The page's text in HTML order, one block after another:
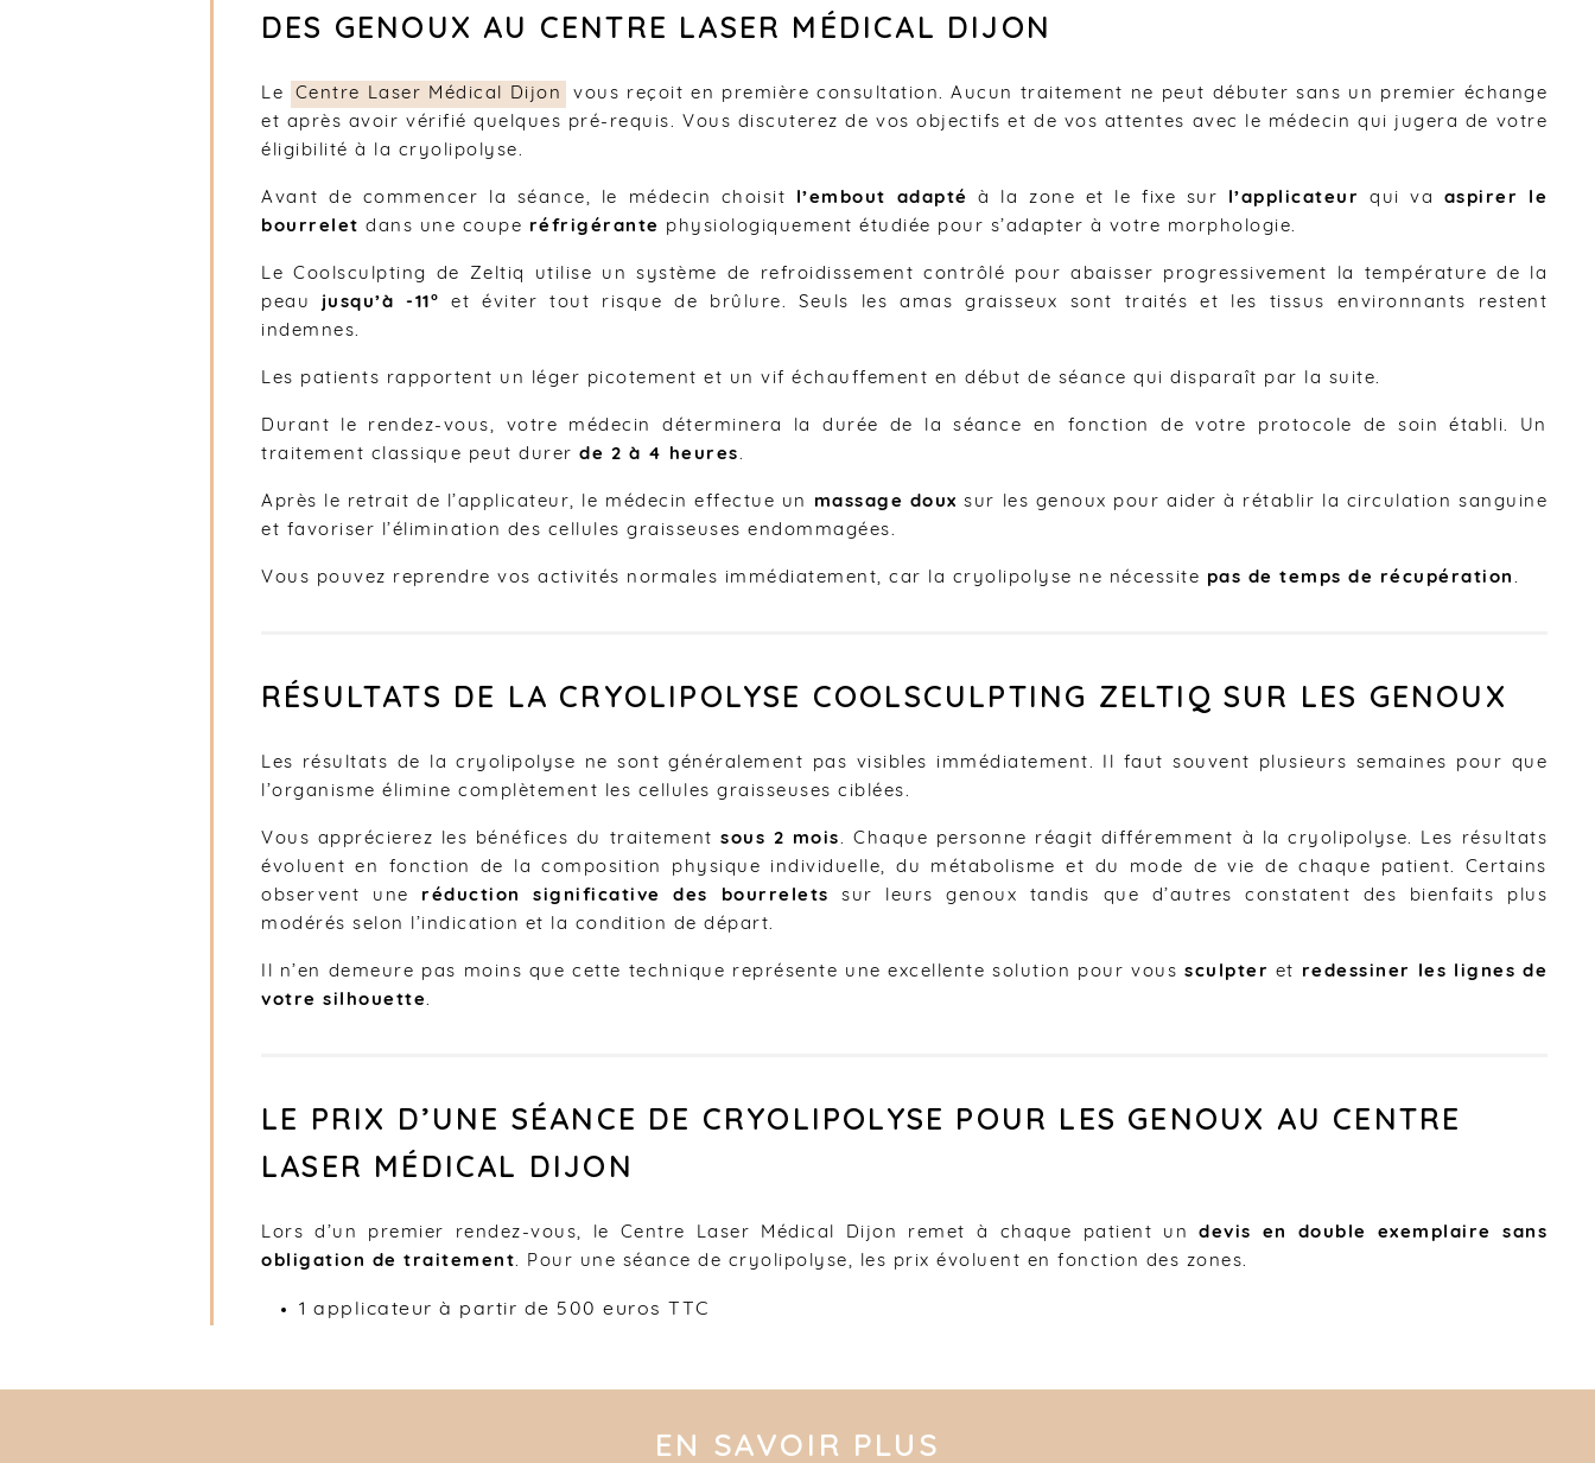
DES GENOUX AU CENTRE LASER MÉDICAL DIJON
Le Centre Laser Médical Dijon
vous reçoit en première consultation. Aucun traitement ne peut débuter sans un premier échange
et après avoir vérifié quelques pré-requis. Vous discuterez de vos objectifs et de vos attentes avec le médecin qui jugera de votre
éligibilité à la cryolipolyse.
Avant de commencer la séance, le médecin choisit l’embout adapté à la zone et le fixe sur l’applicateur qui va aspirer le
bourrelet dans une coupe réfrigérante physiologiquement étudiée pour s’adapter à votre morphologie.
Le Coolsculpting de Zeltiq utilise un système de refroidissement contrôlé pour abaisser progressivement la température de la
peau jusqu’à -11° et éviter tout risque de brûlure. Seuls les amas graisseux sont traités et les tissus environnants restent
indemnes.
Les patients rapportent un léger picotement et un vif échauffement en début de séance qui disparaît par la suite.
Durant le rendez-vous, votre médecin déterminera la durée de la séance en fonction de votre protocole de soin établi. Un
traitement classique peut durer de 2 à 4 heures.
Après le retrait de l’applicateur, le médecin effectue un massage doux sur les genoux pour aider à rétablir la circulation sanguine
et favoriser l’élimination des cellules graisseuses endommagées.
Vous pouvez reprendre vos activités normales immédiatement, car la cryolipolyse ne nécessite pas de temps de récupération .
RÉSULTATS DE LA CRYOLIPOLYSE COOLSCULPTING ZELTIQ SUR LES GENOUX
Les résultats de la cryolipolyse ne sont généralement pas visibles immédiatement. Il faut souvent plusieurs semaines pour que
l’organisme élimine complètement les cellules graisseuses ciblées.
Vous apprécierez les bénéfices du traitementsous 2 mois. Chaque personne réagit différemment à la cryolipolyse. Les résultats
évoluent en fonction de la composition physique individuelle, du métabolisme et du mode de vie de chaque patient. Certains
observent une réduction significative des bourrelets
sur leurs genoux tandis que d’autres constatent des bienfaits plus
modérés selon l’indication et la condition de départ.
Il n’en demeure pas moins que cette technique représente une excellente solution pour voussculpter et redessiner les lignes de
votre silhouette.
LE PRIX D’UNE SÉANCE DE CRYOLIPOLYSE POUR LES GENOUX AU CENTRE
LASER MÉDICAL DIJON
Lors d’un premier rendez-vous, le Centre Laser Médical Dijon remet à chaque patient undevis en double exemplaire sans
obligation de traitement. Pour une séance de cryolipolyse, les prix évoluent en fonction des zones.
1 applicateur à partir de 500 euros TTC
EN SAVOIR PLUS